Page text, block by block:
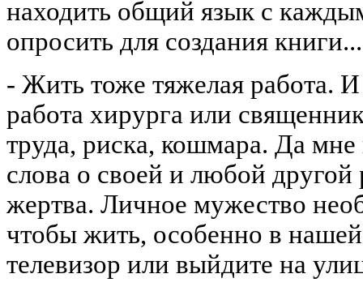
находить общий язык с
опросить для создания книги...
- Жить тоже тяжелая работа.
работа хирурга или
труда, риска, кошмара. Да мне
слова о своей и любой другой
жертва. Личное мужество
чтобы жить, особенно в
телевизор или выйдите на